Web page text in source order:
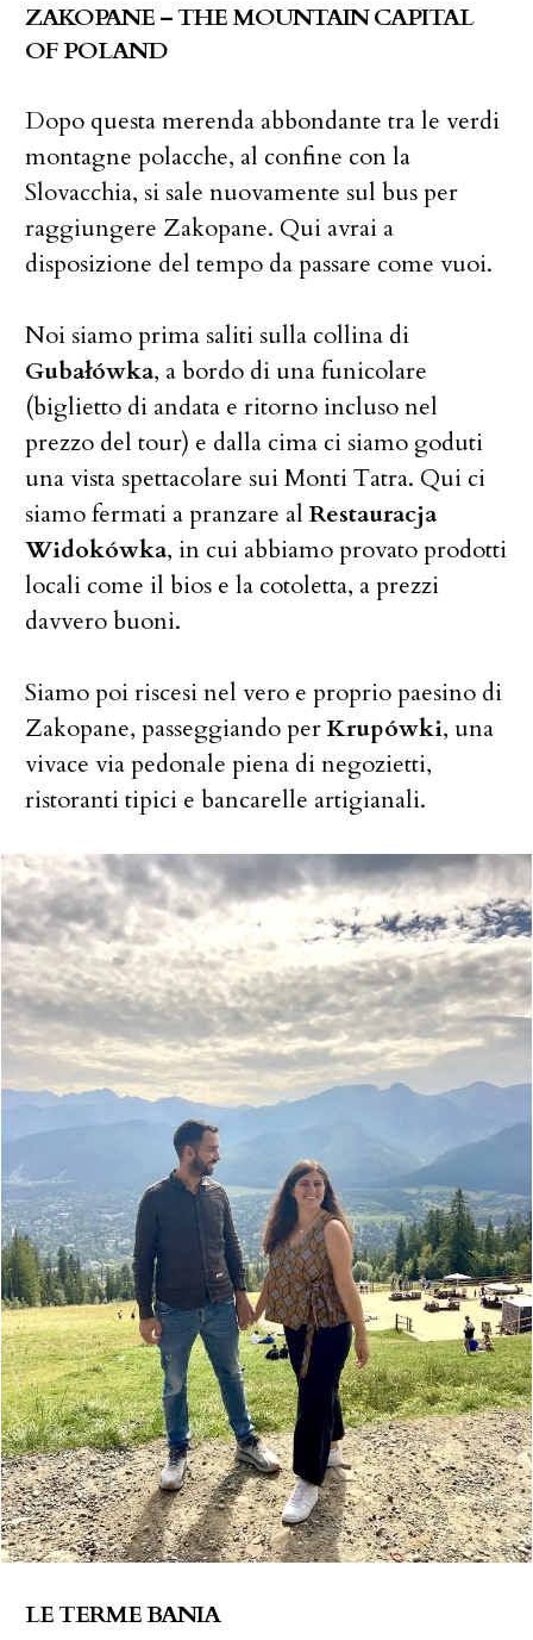
ZAKOPANE – THE MOUNTAIN CAPITAL
OF POLAND
Dopo questa merenda abbondante tra le verdi
montagne polacche, al confine con la
Slovacchia, si sale nuovamente sul bus per
raggiungere Zakopane. Qui avrai a
disposizione del tempo da passare come vuoi.
Noi siamo prima saliti sulla collina di
Gubałówka, a bordo di una funicolare
(biglietto di andata e ritorno incluso nel
prezzo del tour) e dalla cima ci siamo goduti
una vista spettacolare sui Monti Tatra. Qui ci
siamo fermati a pranzare al Restauracja
Widokówka, in cui abbiamo provato prodotti
locali come il bios e la cotoletta, a prezzi
davvero buoni.
Siamo poi riscesi nel vero e proprio paesino di
Zakopane, passeggiando perKrupówki, una
vivace via pedonale piena di negozietti,
ristoranti tipici e bancarelle artigianali.
LE TERME BANIA